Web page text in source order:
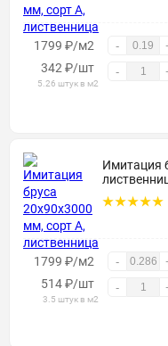
1799 ₽/м2 -
342 ₽/шт
5.26 штук в м2
-
Имитация
1799 ₽/м2 -
514₽/шт
3.5 штук в м2
-